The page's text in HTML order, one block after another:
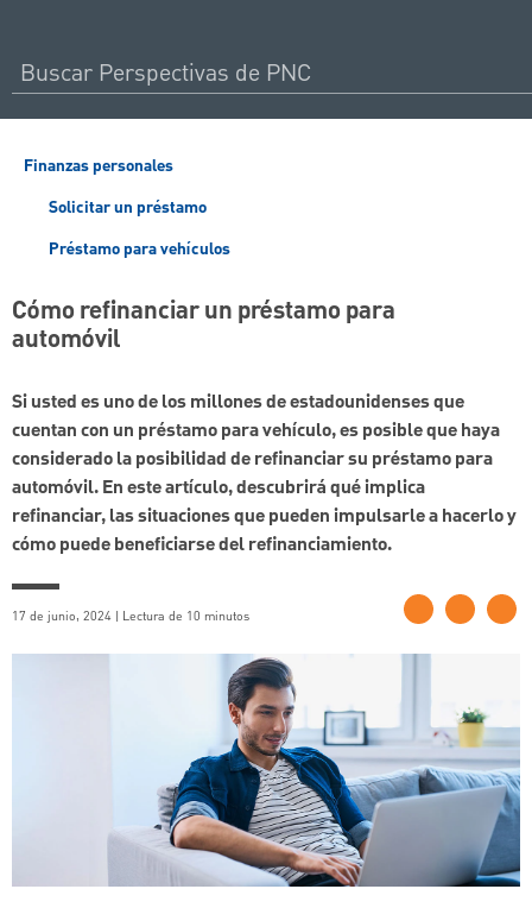
Finanzas personales
Solicitar un préstamo
Préstamo para vehículos
Cómo refinanciar un préstamo para
automóvil
Si usted es uno de los millones de estadounidenses que
cuentan con un préstamo para vehículo, es posible que haya
considerado la posibilidad de refinanciar su préstamo para
automóvil. En este artículo, descubrirá qué implica
refinanciar, las situaciones que pueden impulsarle a hacerlo y
cómo puede beneficiarse del refinanciamiento.
17 de junio, 2024 | Lectura de 10 minutos